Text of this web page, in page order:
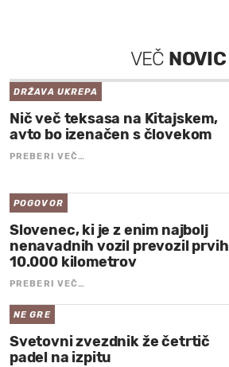
VEČ NOVIC
DRŽAVA UKREPA
Nič več teksasa na Kitajskem,
avto bo izenačen s človekom
PREBERI VEČ…
POGOVOR
Slovenec, ki je z enim najbolj
nenavadnih vozil prevozil prvih
10.000 kilometrov
PREBERI VEČ…
NE GRE
Svetovni zvezdnik že četrtič
padel na izpitu